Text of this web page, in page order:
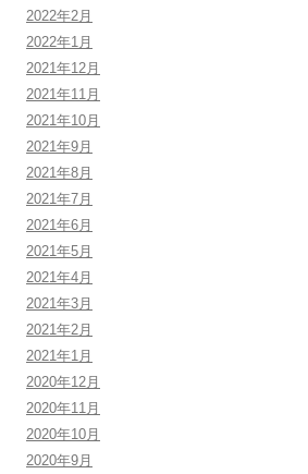
2022年2月
2022年1月
2021年12月
2021年11月
2021年10月
2021年9月
2021年8月
2021年7月
2021年6月
2021年5月
2021年4月
2021年3月
2021年2月
2021年1月
2020年12月
2020年11月
2020年10月
2020年9月